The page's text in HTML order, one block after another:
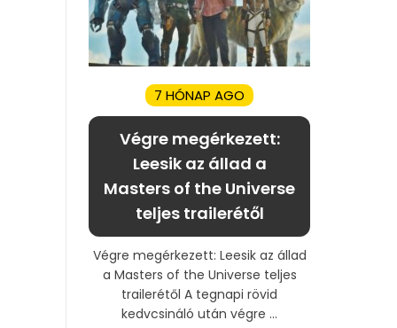
7 HÓNAP AGO
Végre megérkezett:
Leesik az állad a
Masters of the Universe
teljes trailerétől
Végre megérkezett: Leesik az állad
a Masters of the Universe teljes
trailerétől A tegnapi rövid
kedvcsináló után végre ...